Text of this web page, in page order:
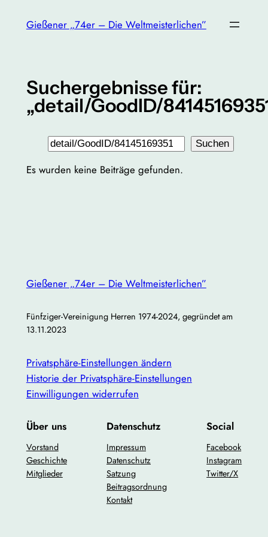
InhaltGießener „74er – Die Weltmeisterlichen”
Suchergebnisse für:
„detail/GoodID/
Suchen Suchen
Es wurden keine Beiträge gefunden.
Gießener „74er – Die Weltmeisterlichen”
Fünfziger-Vereinigung Herren 1974-2024, gegründet am
13.11.2023
Privatsphäre-Einstellungen ändern
Historie der Privatsphäre-Einstellungen
Einwilligungen widerrufen
Über uns
Vorstand
Geschichte
Mitglieder
Datenschutz
Impressum
Datenschutz
Satzung
Beitragsordnung
Kontakt
Social
Facebook
Instagram
Twitter/X